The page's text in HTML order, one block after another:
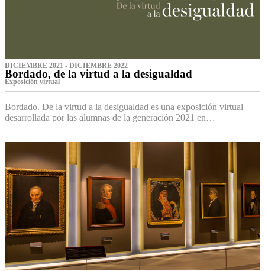
DICIEMBRE 2021 - DICIEMBRE 2022
Bordado, de la virtud a la desigualdad
Exposición virtual‌
Bordado. De la virtud a la desigualdad es una exposición virtual
desarrollada por las alumnas de la generación 2021 en…